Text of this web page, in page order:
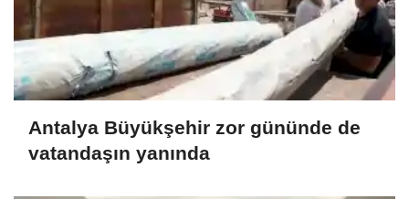
Antalya Büyükşehir zor gününde de
vatandaşın yanında